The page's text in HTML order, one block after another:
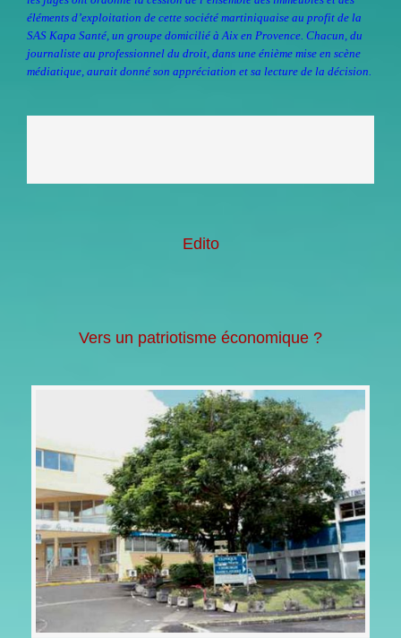
éléments d’exploitation de cette société martiniquaise au profit de la
SAS Kapa Santé, un groupe domicilié à Aix en Provence. Chacun, du
journaliste au professionnel du droit, dans une énième mise en scène
médiatique, aurait donné son appréciation et sa lecture de la décision.
Edito
Vers un patriotisme économique ?